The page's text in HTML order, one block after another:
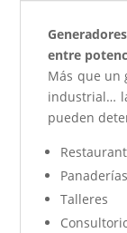
entre
Más que un
industrial…
pueden
Panaderías
Talleres